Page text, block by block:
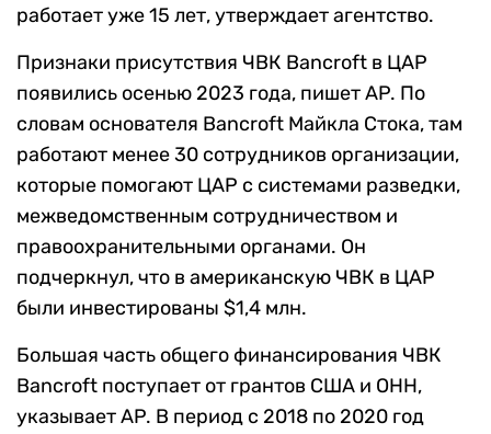
работает уже 15 лет, утверждает агентство.
Признаки присутствия ЧВК Banсroft в ЦАР
появились осенью 2023 года, пишет AP. По
словам основателя Bancroft Майкла Стока, там
работают менее 30 сотрудников организации,
которые помогают ЦАР с системами разведки,
межведомственным сотрудничеством и
правоохранительными органами. Он
подчеркнул, что в американскую ЧВК в ЦАР
были инвестированы $1,4 млн.
Большая часть общего финансирования ЧВК
Banсroft поступает от грантов США и ОНН,
указывает AP. В период с 2018 по 2020 год